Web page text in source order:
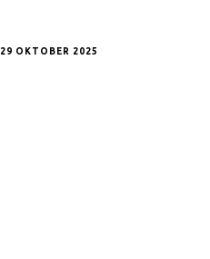
29 OKTOBER 2025